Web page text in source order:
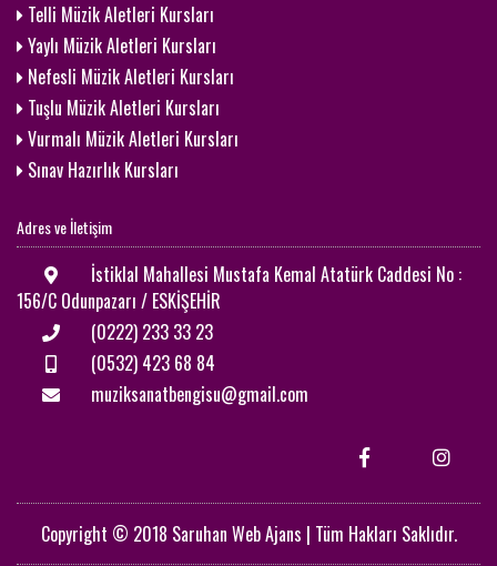
Telli Müzik Aletleri Kursları
Yaylı Müzik Aletleri Kursları
Nefesli Müzik Aletleri Kursları
Tuşlu Müzik Aletleri Kursları
Vurmalı Müzik Aletleri Kursları
Sınav Hazırlık Kursları
Adres ve İletişim
İstiklal Mahallesi Mustafa Kemal Atatürk Caddesi No :
156/C Odunpazarı / ESKİŞEHİR
(0222) 233 33 23
(0532) 423 68 84
muziksanatbengisu@gmail.com
Copyright © 2018 Saruhan Web Ajans | Tüm Hakları Saklıdır.